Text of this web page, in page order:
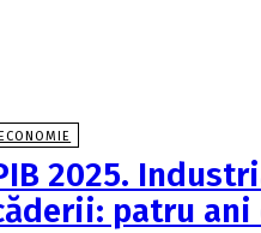
2025.
patru